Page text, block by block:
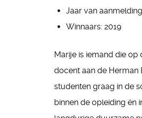
Jaar van
Winnaars: 2019
Marije is iemand die
docent aan de
studenten graag in de
binnen de opleiding én